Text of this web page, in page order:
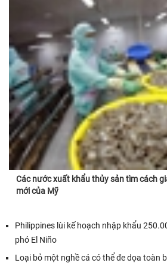
Các nước xuất khẩu thủy sản tìm cách
mới của Mỹ
Philippines lùi kế hoạch nhập khẩu
phó El Niño
Loại bỏ một nghề cá có thể đe dọa toàn